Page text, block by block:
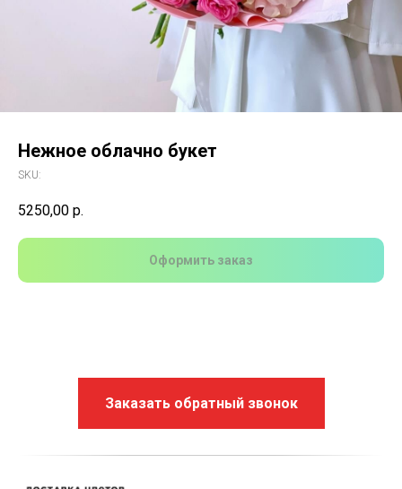
Нежное облачно букет
SKU:
5250,00 р.
Оформить заказ
Заказать обратный звонок